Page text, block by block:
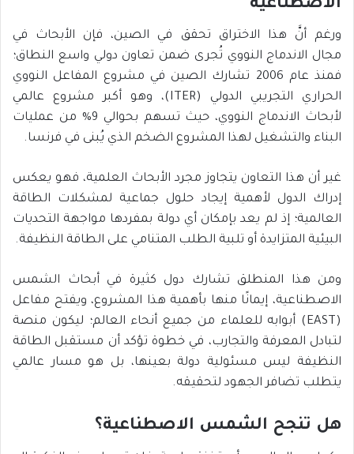
الاصطناعية
ورغم أنَّ هذا الاختراق تحقق في الصين، فإن الأبحاث في
مجال الاندماج النووي تُجرى ضمن تعاون دولي واسع النطاق؛
فمنذ عام 2006 تشارك الصين في مشروع المفاعل النووي
الحراري التجريبي الدولي (ITER)، وهو أكبر مشروع عالمي
لأبحاث الاندماج النووي، حيث تسهم بحوالي 9% من عمليات
البناء والتشغيل لهذا المشروع الضخم الذي يُبنى في فرنسا.
غير أن هذا التعاون يتجاوز مجرد الأبحاث العلمية، فهو يعكس
إدراك الدول لأهمية إيجاد حلول جماعية لمشكلات الطاقة
العالمية؛ إذ لم يعد بإمكان أي دولة بمفردها مواجهة التحديات
البيئية المتزايدة أو تلبية الطلب المتنامي على الطاقة النظيفة.
ومن هذا المنطلق تشارك دول كثيرة في أبحاث الشمس
الاصطناعية، إيمانًا منها بأهمية هذا المشروع، ويفتح مفاعل
(EAST) أبوابه للعلماء من جميع أنحاء العالم؛ ليكون منصة
لتبادل المعرفة والتجارب، في خطوة تؤكد أن مستقبل الطاقة
النظيفة ليس مسئولية دولة بعينها، بل هو مسار عالمي
يتطلب تضافر الجهود لتحقيقه.
هل تنجح الشمس الاصطناعية؟